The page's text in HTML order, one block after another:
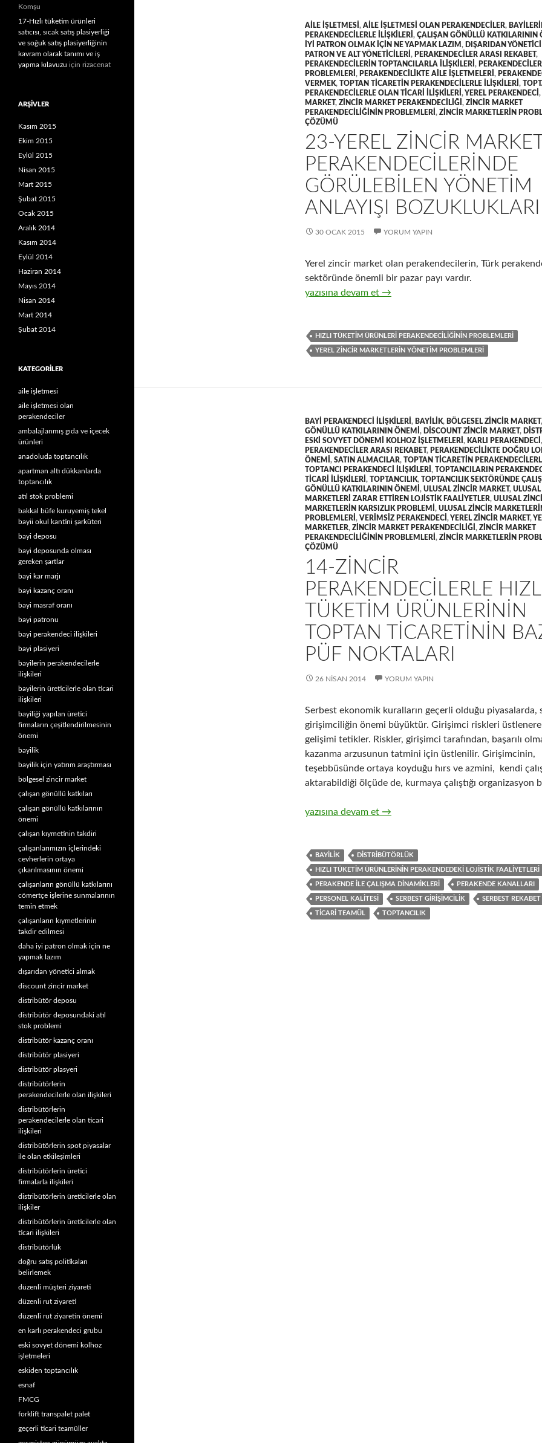
AILE IŞLETMESI , AILE IŞLETMESI OLAN PERAKENDECILER,
PERAKENDECILERLE ILIŞKILERI , ÇALIŞAN GÖNÜLLÜ KATKILARININ
IYI PATRON OLMAK IÇIN NE YAPMAK LAZIM , DIŞARIDAN
PATRON VE ALT YÖNETICILERI , PERAKENDECILER ARASI REKABET,
PERAKENDECILERIN TOPTANCILARLA ILIŞKILERI ,
PROBLEMLERI , PERAKENDECILIKTE AILE IŞLETMELERI ,
VERMEK, TOPTAN TICARETIN PERAKENDECILERLE ILIŞKILERI ,
PERAKENDECILERLE OLAN TICARI ILIŞKILERI ,YEREL PERAKENDECI ,
MARKET, ZINCIR MARKET PERAKENDECILIĞI , ZINCIR MARKET
PERAKENDECILIĞININ PROBLEMLERI , ZINCIR MARKETLERIN
ÇÖZÜMÜ
23-YEREL ZINCIR
PERAKENDECILERINDE
GÖRÜLEBILEN YÖNETIM
ANLAYIŞI BOZUKLUKLARI
30 OCAK 2015 YORUM YAPIN
Yerel zincir market olan perakendecilerin, Türk
sektöründe önemli bir pazar payı vardır.
23-Yerel zincir market perakendecilerinde görülebilen
yazısına devam et →
HIZLI TÜKETIM ÜRÜNLERI PERAKENDECILIĞININ PROBLEMLERI
YEREL ZINCIR MARKETLERIN YÖNETIM PROBLEMLERI
BAYI PERAKENDECI ILIŞKILERI , BAYILIK, BÖLGESEL ZINCIR MARKET,
GÖNÜLLÜ KATKILARININ ÖNEMI , DISCOUNT ZINCIR MARKET,
ESKI SOVYET DÖNEMI KOLHOZ IŞLETMELERI , KARLI PERAKENDECI ,
PERAKENDECILER ARASI REKABET, PERAKENDECILIKTE DOĞRU
ÖNEMI , SATIN ALMACILAR, TOPTAN TICARETIN
TOPTANCI PERAKENDECI ILIŞKILERI , TOPTANCILARIN
TICARI ILIŞKILERI , TOPTANCILIK, TOPTANCILIK SEKTÖRÜNDE
GÖNÜLLÜ KATKILARININ ÖNEMI , ULUSAL ZINCIR MARKET,
MARKETLERI ZARAR ETTIREN LOJISTIK FAALIYETLER, ULUSAL
MARKETLERIN KARSIZLIK PROBLEMI , ULUSAL ZINCIR
PROBLEMLERI , VERIMSIZ PERAKENDECI ,YEREL ZINCIR MARKET,
MARKETLER, ZINCIR MARKET PERAKENDECILIĞI , ZINCIR MARKET
PERAKENDECILIĞININ PROBLEMLERI , ZINCIR MARKETLERIN
ÇÖZÜMÜ
14-ZINCIR
PERAKENDECILERLE HIZLI
TÜKETIM ÜRÜNLERININ
TOPTAN TICARETININ
PÜF NOKTALARI
26 NISAN 2014 YORUM YAPIN
Serbest ekonomik kuralların geçerli olduğu piyasalarda,
girişimciliğin önemi büyüktür. Girişimci riskleri
gelişimi tetikler. Riskler, girişimci tarafından, başarılı
kazanma arzusunun tatmini için üstlenilir. Girişimcinin,
teşebbüsünde ortaya koyduğu hırs ve azmini, kendi
aktarabildiği ölçüde de, kurmaya çalıştığı organizasyon
14-Zincir Perakendecilerle hızlı tüketim ürünlerinin
yazısına devam et →
BAYILIK DISTRIBÜTÖRLÜK
HIZLI TÜKETIM ÜRÜNLERININ PERAKENDEDEKI LOJISTIK FAALIYETLERI
PERAKENDE ILE ÇALIŞMA DINAMIKLERI PERAKENDE KANALLARI
PERSONEL KALITESI SERBEST GIRIŞIMCILIK SERBEST
TICARI TEAMÜL TOPTANCILIK
Komşu
17-Hızlı tüketim ürünleri
satıcısı, sıcak satış plasiyerliği
ve soğuk satış plasiyerliğinin
kavram olarak tanımı ve iş
yapma kılavuzu için rizacenat
ARŞIVLER
Kasım 2015
Ekim 2015
Eylül 2015
Nisan 2015
Mart 2015
Şubat 2015
Ocak 2015
Aralık 2014
Kasım 2014
Eylül 2014
Haziran 2014
Mayıs 2014
Nisan 2014
Mart 2014
Şubat 2014
KATEGORILER
aile işletmesi
aile işletmesi olan
perakendeciler
ambalajlanmış gıda ve içecek
ürünleri
anadoluda toptancılık
apartman altı dükkanlarda
toptancılık
atıl stok problemi
bakkal büfe kuruyemiş tekel
bayii okul kantini şarküteri
bayi deposu
bayi deposunda olması
gereken şartlar
bayi kar marjı
bayi kazanç oranı
bayi masraf oranı
bayi patronu
bayi perakendeci ilişkileri
bayi plasiyeri
bayilerin perakendecilerle
ilişkileri
bayilerin üreticilerle olan ticari
ilişkileri
bayiliği yapılan üretici
firmaların çeşitlendirilmesinin
önemi
bayilik
bayilik için yatırım araştırması
bölgesel zincir market
çalışan gönüllü katkıları
çalışan gönüllü katkılarının
önemi
çalışan kıymetinin takdiri
çalışanlarımızın içlerindeki
cevherlerin ortaya
çıkarılmasının önemi
çalışanların gönüllü katkılarını
cömertçe işlerine sunmalarının
temin etmek
çalışanların kıymetlerinin
takdir edilmesi
daha iyi patron olmak için ne
yapmak lazım
dışarıdan yönetici almak
discount zincir market
distribütör deposu
distribütör deposundaki atıl
stok problemi
distribütör kazanç oranı
distribütör plasiyeri
distribütör plasyeri
distribütörlerin
perakendecilerle olan ilişkileri
distribütörlerin
perakendecilerle olan ticari
ilişkileri
distribütörlerin spot piyasalar
ile olan etkileşimleri
distribütörlerin üretici
firmalarla ilişkileri
distribütörlerin üreticilerle olan
ilişkiler
distribütörlerin üreticilerle olan
ticari ilişkileri
distribütörlük
doğru satış politikaları
belirlemek
düzenli müşteri ziyareti
düzenli rut ziyareti
düzenli rut ziyaretin önemi
en karlı perakendeci grubu
eski sovyet dönemi kolhoz
işletmeleri
eskiden toptancılık
esnaf
FMCG
forklift transpalet palet
geçerli ticari teamüller